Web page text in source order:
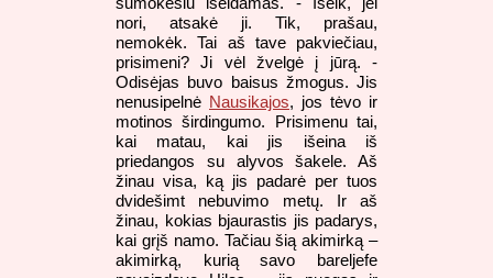
nori, atsakė ji. Tik, prašau,
nemokėk. Tai aš tave pakviečiau,
prisimeni? Ji vėl žvelgė į jūrą. -
Odisėjas buvo baisus žmogus. Jis
nenusipelnė Nausikajos, jos tėvo ir
motinos širdingumo. Prisimenu tai,
kai matau, kai jis išeina iš
priedangos su alyvos šakele. Aš
žinau visa, ką jis padarė per tuos
dvidešimt nebuvimo metų. Ir aš
žinau, kokias bjaurastis jis padarys,
kai grįš namo. Tačiau šią akimirką –
akimirką, kurią savo bareljefe